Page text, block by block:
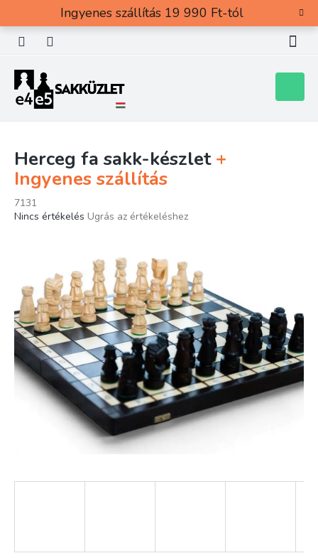
tartalomhoz
Ingyenes szállítás 19 990 Ft-tól
Herceg fa sakk-készlet +
Ingyenes szállítás
7131
A
ből
0,0
csillag.
Nincs értékelés Ugrás az értékeléshez